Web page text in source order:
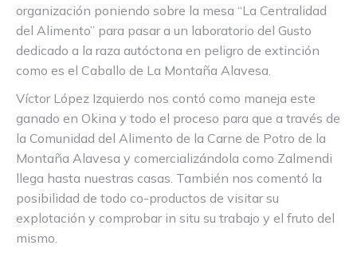
organización poniendo sobre la mesa “La Centralidad
del Alimento” para pasar a un laboratorio del Gusto
dedicado a la raza autóctona en peligro de extinción
como es el Caballo de La Montaña Alavesa.
Víctor López Izquierdo nos contó como maneja este
ganado en Okina y todo el proceso para que a través de
la Comunidad del Alimento de la Carne de Potro de la
Montaña Alavesa y comercializándola como Zalmendi
llega hasta nuestras casas. También nos comentó la
posibilidad de todo co-productos de visitar su
explotación y comprobar in situ su trabajo y el fruto del
mismo.